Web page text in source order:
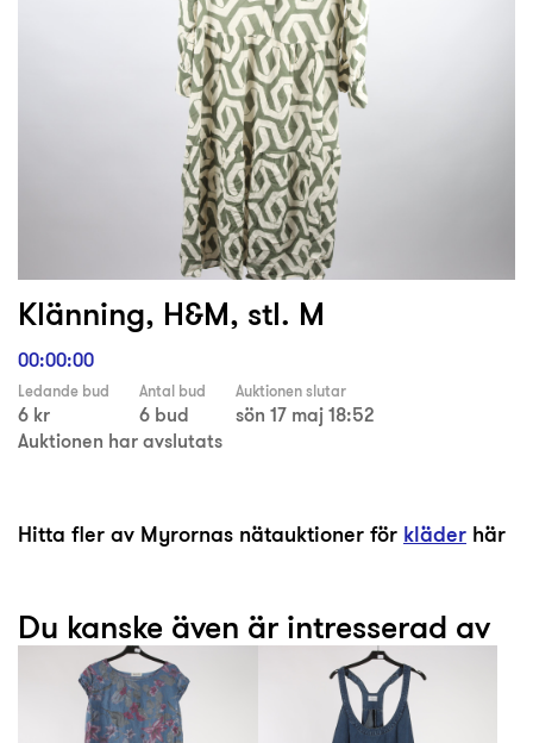
Klänning, H&M, stl. M
00:00:00
Ledande bud
6 kr
Antal bud
6 bud
Auktionen slutar
sön 17 maj 18:52
Auktionen har avslutats
Hitta fler av Myrornas nätauktioner för kläder här
Du kanske även är intresserad av